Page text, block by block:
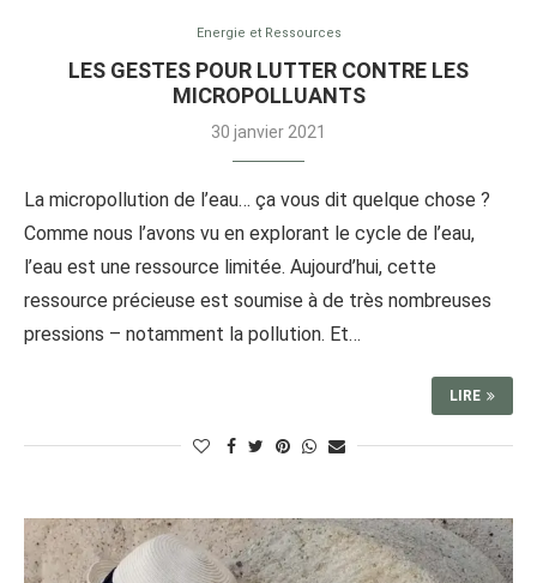
Energie et Ressources
LES GESTES POUR LUTTER CONTRE LES
MICROPOLLUANTS
30 janvier 2021
La micropollution de l’eau… ça vous dit quelque chose ?
Comme nous l’avons vu en explorant le cycle de l’eau,
l’eau est une ressource limitée. Aujourd’hui, cette
ressource précieuse est soumise à de très nombreuses
pressions – notamment la pollution. Et…
LIRE